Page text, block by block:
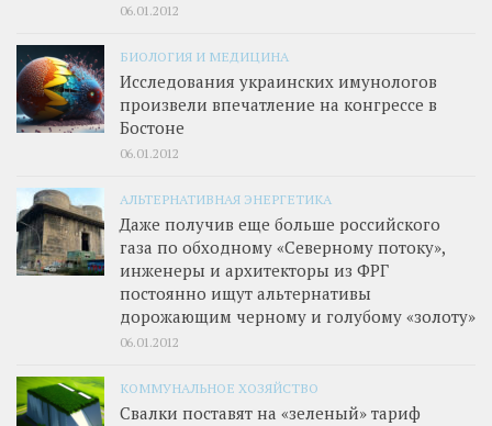
06.01.2012
БИОЛОГИЯ И МЕДИЦИНА
Исследования украинских имунологов
произвели впечатление на конгрессе в
Бостоне
06.01.2012
АЛЬТЕРНАТИВНАЯ ЭНЕРГЕТИКА
Даже получив еще больше российского
газа по обходному «Северному потоку»,
инженеры и архитекторы из ФРГ
постоянно ищут альтернативы
дорожающим черному и голубому «золоту»
06.01.2012
КОММУНАЛЬНОЕ ХОЗЯЙСТВО
Свалки поставят на «зеленый» тариф